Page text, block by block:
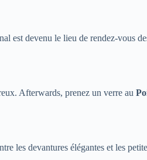
est devenu le lieu de rendez-vous
Afterwards, prenez un verre au
les devantures élégantes et les